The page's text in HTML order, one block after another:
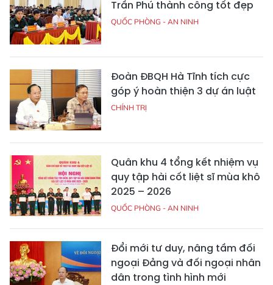
Trần Phú thành công tốt đẹp
QUỐC PHÒNG - AN NINH
Đoàn ĐBQH Hà Tĩnh tích cực
góp ý hoàn thiện 3 dự án luật
CHÍNH TRỊ
Quân khu 4 tổng kết nhiệm vụ
quy tập hài cốt liệt sĩ mùa khô
2025 – 2026
QUỐC PHÒNG - AN NINH
Đổi mới tư duy, nâng tầm đối
ngoại Đảng và đối ngoại nhân
dân trong tình hình mới